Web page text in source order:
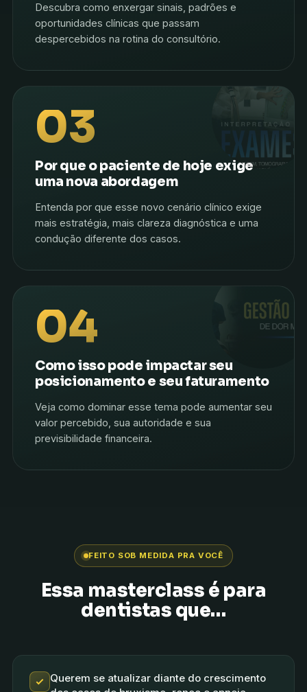
Descubra como enxergar sinais, padrões e
oportunidades clínicas que passam
despercebidos na rotina do consultório.
03
Por que o paciente de hoje exige
uma nova abordagem
Entenda por que esse novo cenário clínico exige
mais estratégia, mais clareza diagnóstica e uma
condução diferente dos casos.
04
Como isso pode impactar seu
posicionamento e seu faturamento
Veja como dominar esse tema pode aumentar seu
valor percebido, sua autoridade e sua
previsibilidade financeira.
FEITO SOB MEDIDA PRA VOCÊ
Essa masterclass é para
dentistas que…
Querem se atualizar diante do crescimento